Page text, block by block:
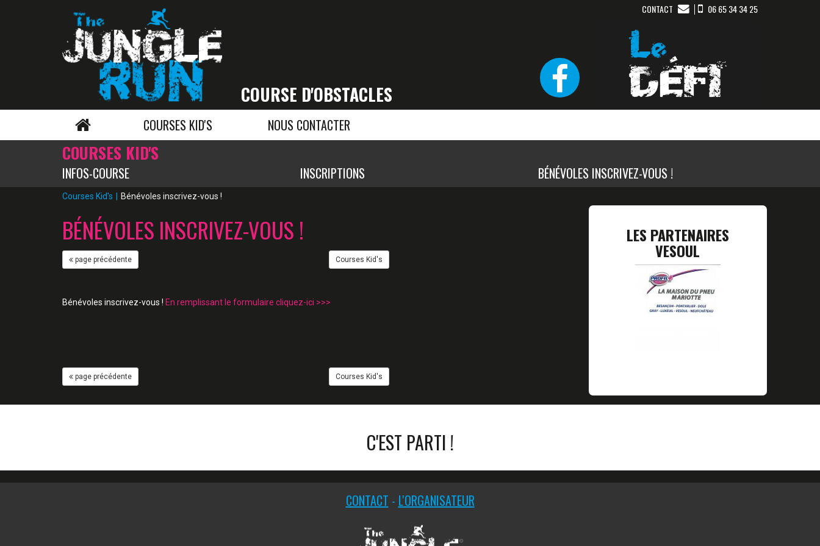
CONTACT 06 65 34 34 25
COURSE D'OBSTACLES
COURSES KID'S NOUS CONTACTER
COURSES KID'S
INFOS-COURSE INSCRIPTIONS BÉNÉVOLES INSCRIVEZ-VOUS !
Courses Kid's Bénévoles inscrivez-vous !
BÉNÉVOLES INSCRIVEZ-VOUS !
page précédente Courses Kid's
Bénévoles inscrivez-vous ! En remplissant le formulaire cliquez-ici >>>
page précédente Courses Kid's
LES PARTENAIRES
VESOUL
C'EST PARTI !
CONTACT L'ORGANISATEUR